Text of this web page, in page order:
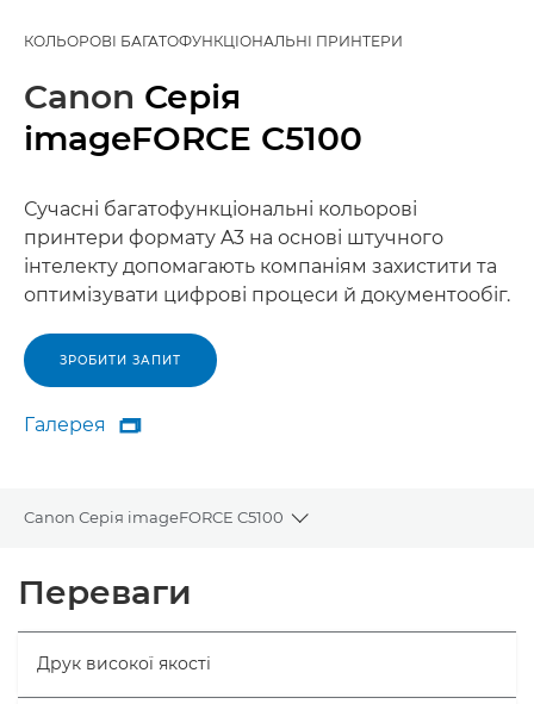
КОЛЬОРОВІ БАГАТОФУНКЦІОНАЛЬНІ ПРИНТЕРИ
Canon Серія
imageFORCE C5100
Сучасні багатофункціональні кольорові
принтери формату A3 на основі штучного
інтелекту допомагають компаніям захистити та
оптимізувати цифрові процеси й документообіг.
ЗРОБИТИ ЗАПИТ
Галерея
Галерея

Canon Серія imageFORCE C5100
Toggle breadcrumbs
Технічні характеристики
Переваги
Друк високої якості